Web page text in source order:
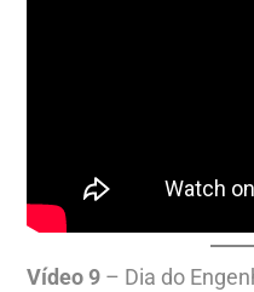
Vídeo 9 – Dia do